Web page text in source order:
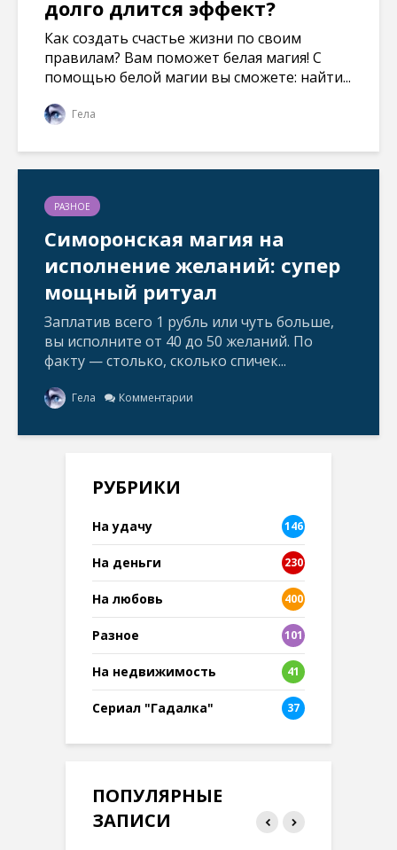
долго длится эффект?
Как создать счастье жизни по своим
правилам? Вам поможет белая магия! С
помощью белой магии вы сможете: найти...
Гела
РАЗНОЕ
Симоронская магия на
исполнение желаний: супер
мощный ритуал
Заплатив всего 1 рубль или чуть больше,
вы исполните от 40 до 50 желаний. По
факту — столько, сколько спичек...
Гела Комментарии
РУБРИКИ
На удачу 146
На деньги 230
На любовь 400
Разное
101
8
На недвижимость 41
Сериал "Гадалка" 37
ПОПУЛЯРНЫЕ
ЗАПИСИ